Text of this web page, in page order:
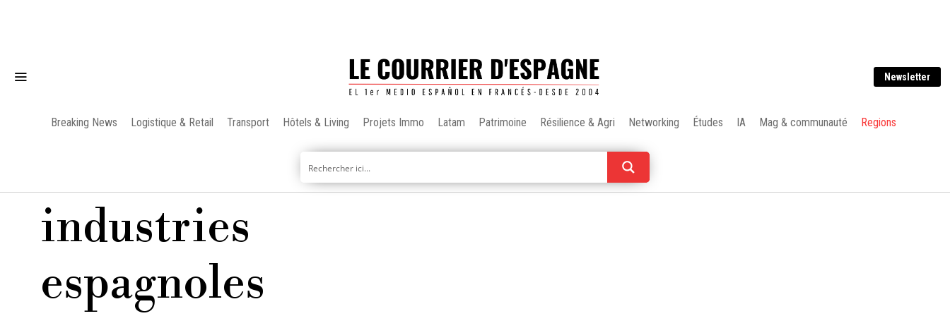
Newsletter
Breaking News Logistique & Retail Transport Hôtels & Living Projets Immo Latam Patrimoine Résilience & Agri Networking Études IA Mag & communauté Regions
industries
espagnoles